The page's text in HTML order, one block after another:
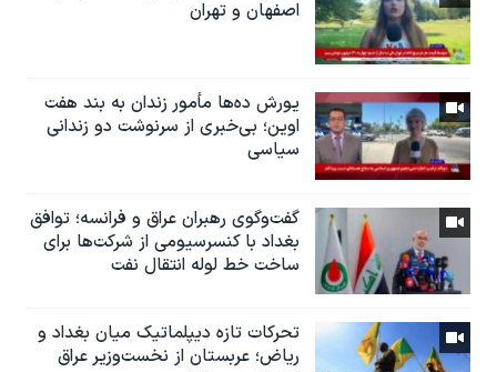
اصفهان و تهران
یورش ده‌ها مأمور زندان به بند هفت
اوین؛ بی‌خبری از سرنوشت دو زندانی
سیاسی
گفت‌وگوی رهبران عراق و فرانسه؛ توافق
بغداد با کنسرسیومی از شرکت‌ها برای
ساخت خط لوله انتقال نفت
تحرکات تازه دیپلماتیک میان بغداد و
ریاض؛ عربستان از نخست‌وزیر عراق